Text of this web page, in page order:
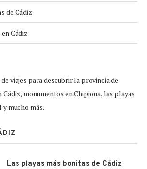
de Cádiz
Cádiz
viajes para descubrir la provincia de
Cádiz, monumentos en Chipiona, las playas
y mucho más.
Las playas más bonitas de Cádiz